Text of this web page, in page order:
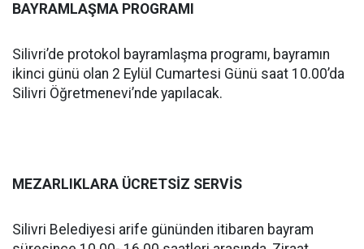
BAYRAMLAŞMA PROGRAMI
Silivri’de protokol bayramlaşma programı, bayramın
ikinci günü olan 2 Eylül Cumartesi Günü saat 10.00’da
Silivri Öğretmenevi’nde yapılacak.
MEZARLIKLARA ÜCRETSİZ SERVİS
Silivri Belediyesi arife gününden itibaren bayram